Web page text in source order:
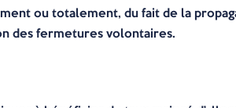
ou totalement, du fait de la
des fermetures volontaires.